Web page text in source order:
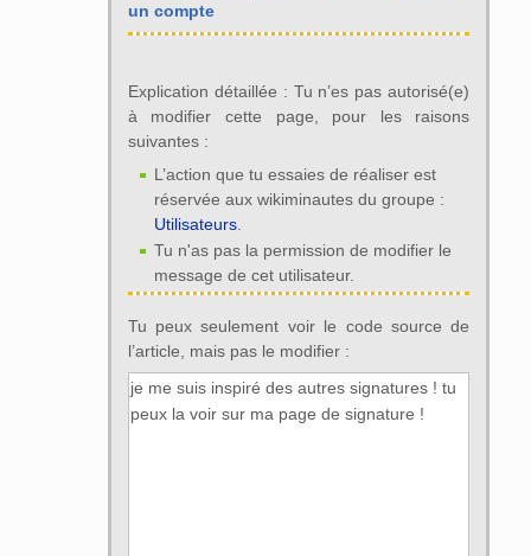
un compte
Explication détaillée : Tu n’es pas autorisé(e)
à modifier cette page, pour les raisons
suivantes :
L’action que tu essaies de réaliser est
réservée aux wikiminautes du groupe :
Utilisateurs
Tu n'as pas la permission de modifier le
message de cet utilisateur.
Tu peux seulement voir le code source de
l’article, mais pas le modifier :